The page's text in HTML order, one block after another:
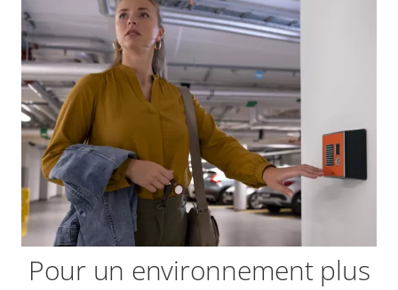
Pour un environnement plus